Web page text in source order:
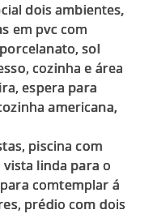
dois ambientes,
em pvc com
sol
cozinha e área
espera para
americana,
piscina com
linda para o
comtemplar á
prédio com dois